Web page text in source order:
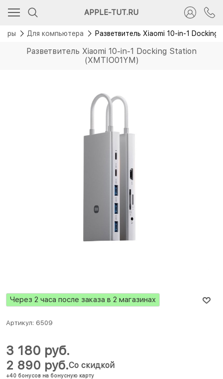
APPLE-TUT.RU
Для компьютера Разветвитель Xiaomi 10-in-1
Разветвитель Xiaomi 10-in-1 Docking Station
(XMTIO01YM)
Через 2 часа после заказа в 2 магазинах
Артикул: 6509
2 890 руб.
+40 бонусов на бонусную карту
Со скидкой
3 180 руб.